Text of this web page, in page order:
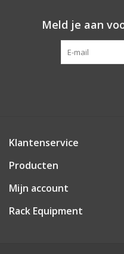
Meld je aan
Klantenservice
Producten
Mijn account
Rack Equipment